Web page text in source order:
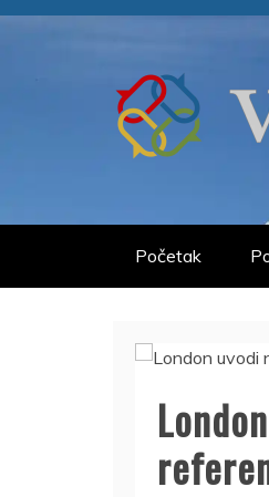
Skip
VERIGE
Početak